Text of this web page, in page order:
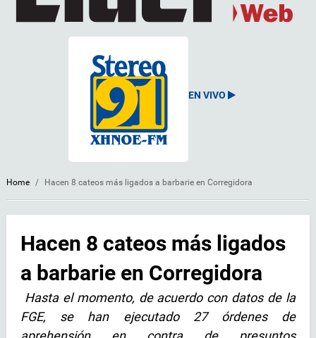
EN VIVO
Home / Hacen 8 cateos más ligados a barbarie en Corregidora
Hacen 8 cateos más ligados
a barbarie en Corregidora
Hasta el momento, de acuerdo con datos de la
FGE, se han ejecutado 27 órdenes de